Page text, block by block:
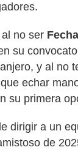
no ser
su
y al no
echar
su primera
dirigir a un
de